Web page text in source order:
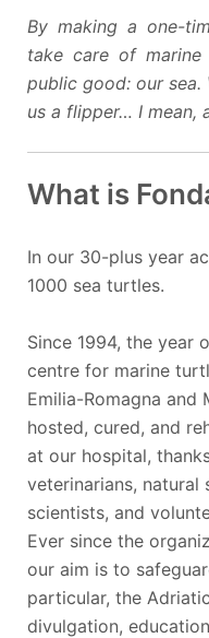
By making a one-
take care of
public good: our sea.
us a flipper… I mean,
What is
In our 30-plus year
1000 sea turtles.
Since 1994, the year
centre for marine
Emilia-Romagna and
hosted, cured, and
at our hospital,
veterinarians, natural
scientists, and
Ever since the
our aim is to
particular, the
divulgation,